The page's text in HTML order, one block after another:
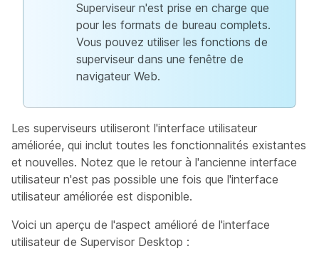
Superviseur n'est prise en charge que
pour les formats de bureau complets.
Vous pouvez utiliser les fonctions de
superviseur dans une fenêtre de
navigateur Web.
Les superviseurs utiliseront l'interface utilisateur
améliorée, qui inclut toutes les fonctionnalités existantes
et nouvelles. Notez que le retour à l'ancienne interface
utilisateur n'est pas possible une fois que l'interface
utilisateur améliorée est disponible.
Voici un aperçu de l'aspect amélioré de l'interface
utilisateur de Supervisor Desktop :